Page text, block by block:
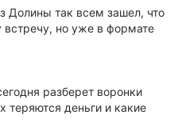
так всем зашел, что
но уже в формате
разберет воронки
теряются деньги и какие